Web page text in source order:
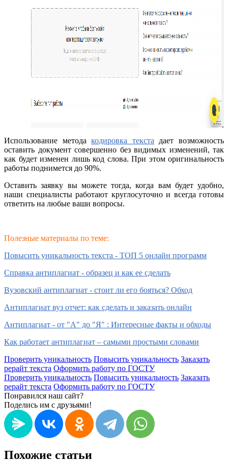
Использование методакодировка текста дает возможность
оставить документ совершенно без видимых изменений, так
как будет изменен лишь код слова. При этом оригинальность
работы поднимется до 90%.
Оставить заявку вы можете тогда, когда вам будет удобно,
наши специалисты работают круглосуточно и всегда готовы
ответить на любые ваши вопросы.
Полезные материалы по теме:
Повысить уникальность текста - ТОП 5 онлайн программ
Справка антиплагиат - образец и как ее сделать
Вузовский антиплагиат - стоит ли его бояться? Обход
Антиплагиат вуз отчет: как сделать и заказать онлайн
Антиплагиат - от "А" до "Я" : Интересные факты и обходы
Как работает антиплагиат – самыми простыми словами
Проверить уникальность Повысить уникальность Заказать
рерайт текста Оформить работу по ГОСТУ
Проверить уникальность Повысить уникальность Заказать
рерайт текста Оформить работу по ГОСТУ
Понравился наш сайт?
Поделись им с друзьями!
Похожие статьи